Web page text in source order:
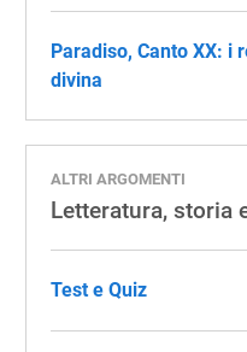
Paradiso, Canto XX: i
divina
ALTRI ARGOMENTI
Letteratura, storia
Test e Quiz